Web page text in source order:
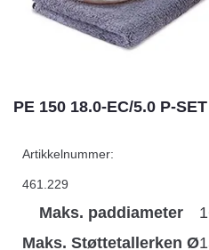
PE 150 18.0-EC/5.0 P-SET
Artikkelnummer:
461.229
Maks. paddiameter
Maks. Støttetallerken Ø